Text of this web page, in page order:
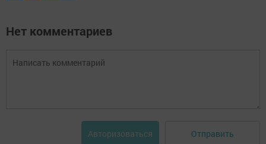
Нет комментариев
Авторизоваться Отправить